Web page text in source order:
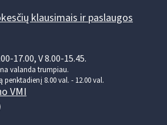
klausimais ir paslaugos
17.00, V 8.00-15.45.
valanda trumpiau.
8.00 val. - 12.00 val.
VMI